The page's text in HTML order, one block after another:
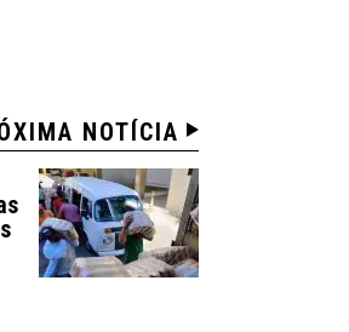
NOTÍCIA